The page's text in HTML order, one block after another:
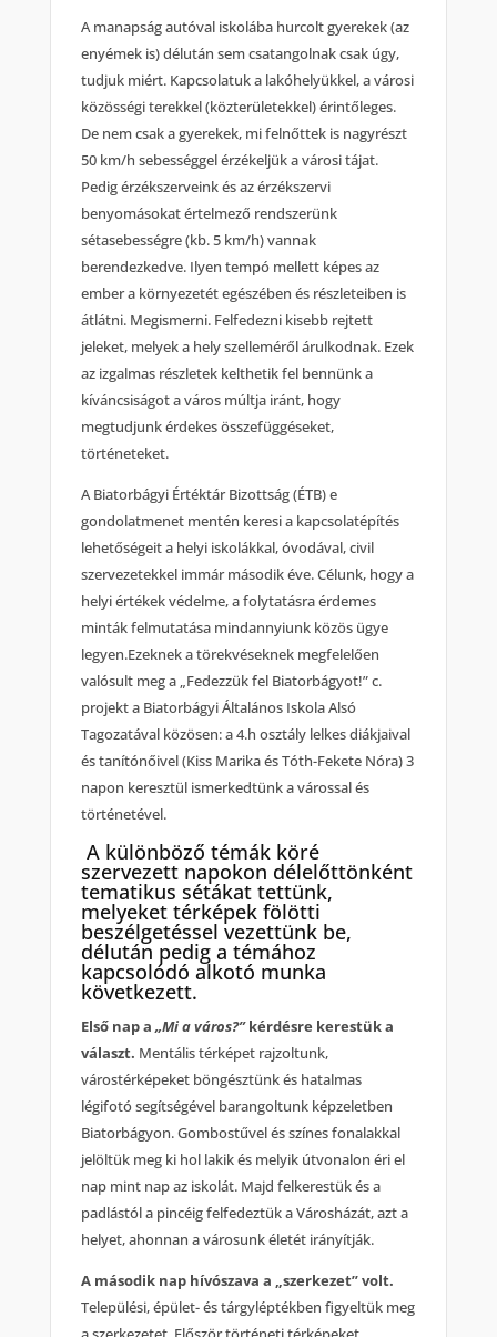
A manapság autóval iskolába hurcolt gyerekek (az
enyémek is) délután sem csatangolnak csak úgy,
tudjuk miért. Kapcsolatuk a lakóhelyükkel, a városi
közösségi terekkel (közterületekkel) érintőleges.
De nem csak a gyerekek, mi felnőttek is nagyrészt
50 km/h sebességgel érzékeljük a városi tájat.
Pedig érzékszerveink és az érzékszervi
benyomásokat értelmező rendszerünk
sétasebességre (kb. 5 km/h) vannak
berendezkedve. Ilyen tempó mellett képes az
ember a környezetét egészében és részleteiben is
átlátni. Megismerni. Felfedezni kisebb rejtett
jeleket, melyek a hely szelleméről árulkodnak. Ezek
az izgalmas részletek kelthetik fel bennünk a
kíváncsiságot a város múltja iránt, hogy
megtudjunk érdekes összefüggéseket,
történeteket.
A Biatorbágyi Értéktár Bizottság (ÉTB) e
gondolatmenet mentén keresi a kapcsolatépítés
lehetőségeit a helyi iskolákkal, óvodával, civil
szervezetekkel immár második éve. Célunk, hogy a
helyi értékek védelme, a folytatásra érdemes
minták felmutatása mindannyiunk közös ügye
legyen.Ezeknek a törekvéseknek megfelelően
valósult meg a „Fedezzük fel Biatorbágyot!” c.
projekt a Biatorbágyi Általános Iskola Alsó
Tagozatával közösen: a 4.h osztály lelkes diákjaival
és tanítónőivel (Kiss Marika és Tóth-Fekete Nóra) 3
napon keresztül ismerkedtünk a várossal és
történetével.
A különböző témák köré
szervezett napokon délelőttönként
tematikus sétákat tettünk,
melyeket térképek fölötti
beszélgetéssel vezettünk be,
délután pedig a témához
kapcsolódó alkotó munka
következett.
Első nap a„Mi a város?”kérdésre kerestük a
választ. Mentális térképet rajzoltunk,
várostérképeket böngésztünk és hatalmas
légifotó segítségével barangoltunk képzeletben
Biatorbágyon. Gombostűvel és színes fonalakkal
jelöltük meg ki hol lakik és melyik útvonalon éri el
nap mint nap az iskolát. Majd felkerestük és a
padlástól a pincéig felfedeztük a Városházát, azt a
helyet, ahonnan a városunk életét irányítják.
A második nap hívószava a „szerkezet” volt.
Települési, épület- és tárgyléptékben figyeltük meg